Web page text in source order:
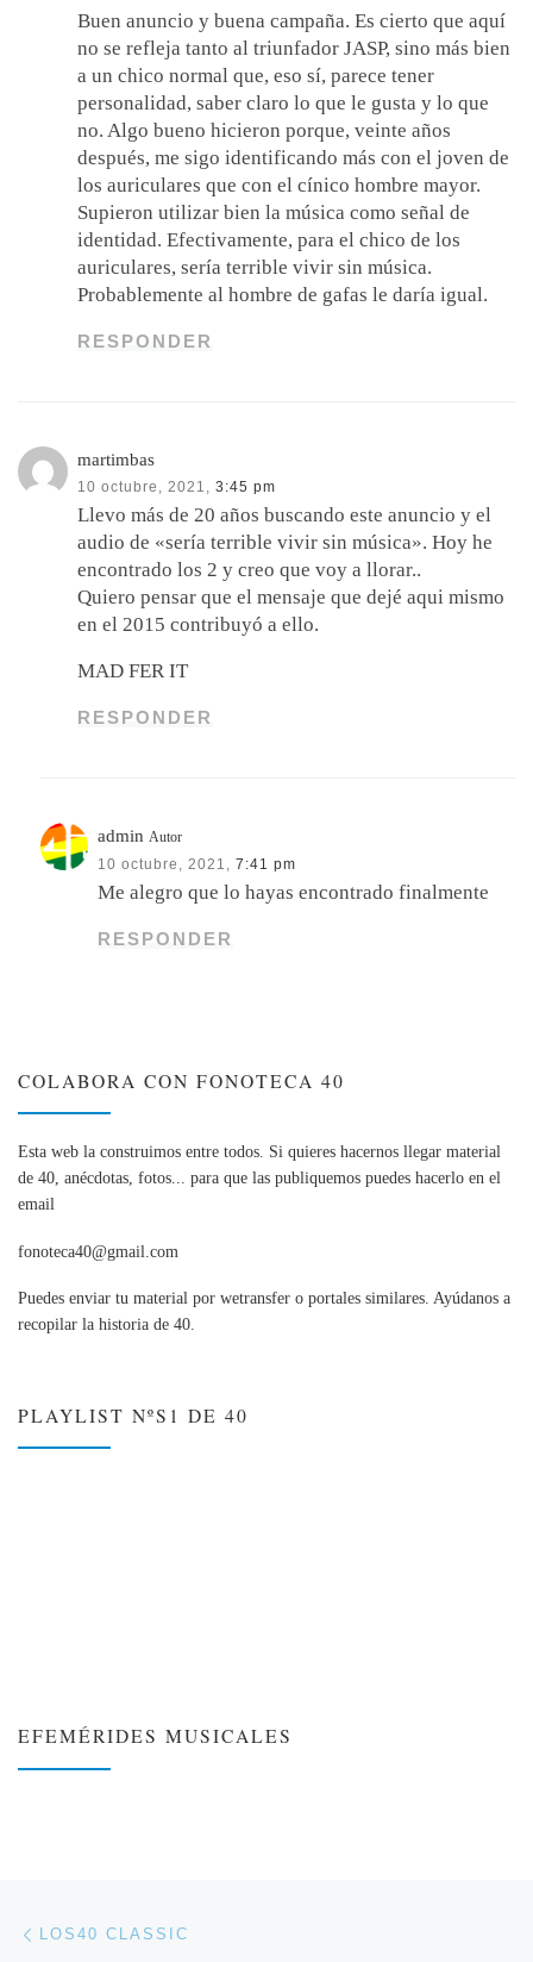
Buen anuncio y buena campaña. Es cierto que aquí
no se refleja tanto al triunfador JASP, sino más bien
a un chico normal que, eso sí, parece tener
personalidad, saber claro lo que le gusta y lo que
no. Algo bueno hicieron porque, veinte años
después, me sigo identificando más con el joven de
los auriculares que con el cínico hombre mayor.
Supieron utilizar bien la música como señal de
identidad. Efectivamente, para el chico de los
auriculares, sería terrible vivir sin música.
Probablemente al hombre de gafas le daría igual.
RESPONDER
martimbas
10 octubre, 2021, 3:45 pm
Llevo más de 20 años buscando este anuncio y el
audio de «sería terrible vivir sin música». Hoy he
encontrado los 2 y creo que voy a llorar..
Quiero pensar que el mensaje que dejé aqui mismo
en el 2015 contribuyó a ello.
MAD FER IT
RESPONDER
admin Autor
10 octubre, 2021, 7:41 pm
Me alegro que lo hayas encontrado finalmente
RESPONDER
COLABORA CON FONOTECA 40
Esta web la construimos entre todos. Si quieres hacernos llegar material
de 40, anécdotas, fotos... para que las publiquemos puedes hacerlo en el
email
fonoteca40@gmail.com
Puedes enviar tu material por wetransfer o portales similares. Ayúdanos a
recopilar la historia de 40.
PLAYLIST NºS1 DE 40
EFEMÉRIDES MUSICALES
Navegación de entradas
LOS40 CLASSIC